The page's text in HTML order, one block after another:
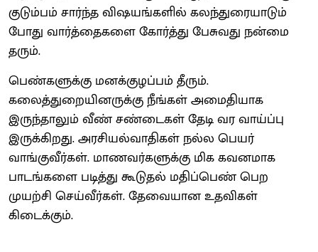
குடும்பம் சார்ந்த விஷயங்களில் கலந்துரையாடும்
போது வார்த்தைகளை கோர்த்து பேசுவது நன்மை
தரும்.
பெண்களுக்கு மனக்குழப்பம் தீரும்.
கலைத்துறையினருக்கு நீங்கள் அமைதியாக
இருந்தாலும் வீண் சண்டைகள் தேடி வர வாய்ப்பு
இருக்கிறது. அரசியல்வாதிகள் நல்ல பெயர்
வாங்குவீர்கள். மாணவர்களுக்கு மிக கவனமாக
பாடங்களை படித்து கூடுதல் மதிப்பெண் பெற
முயற்சி செய்வீர்கள். தேவையான உதவிகள்
கிடைக்கும்.